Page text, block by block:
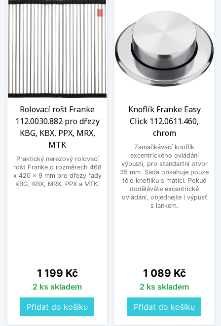
Rolovací rošt Franke
112.0030.882 pro dřezy
KBG, KBX, PPX, MRX,
MTK
Praktický nerezový rolovací
rošt Franke o rozměrech 468
x 420 x 9 mm pro dřezy řady
KBG, KBX, MRX, PPX a MTK.
Cena
1 199 Kč
2 ks skladem
Přidat do košíku
Knoflík Franke Easy
Click 112.0611.460,
chrom
Zamačkávací knoflík
excentrického ovládání
výpusti, pro standartní otvor
35 mm. Sada obsahuje pouze
tělo knoflíku s maticí. Pokud
doděláváte excentrické
ovládání, objednejte i výpusť
s lankem.
Cena
1 089 Kč
2 ks skladem
Přidat do košíku